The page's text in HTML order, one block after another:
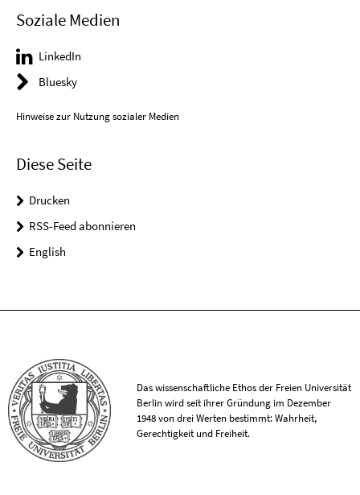
Soziale Medien
LinkedIn
Bluesky
Hinweise zur Nutzung sozialer Medien
Diese Seite
Drucken
RSS-Feed abonnieren
English
Das wissenschaftliche Ethos der Freien Universität
Berlin wird seit ihrer Gründung im Dezember
1948 von drei Werten bestimmt: Wahrheit,
Gerechtigkeit und Freiheit.